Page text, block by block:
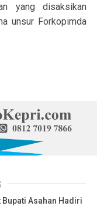
yang disaksikan
unsur Forkopimda
Bupati Asahan Hadiri